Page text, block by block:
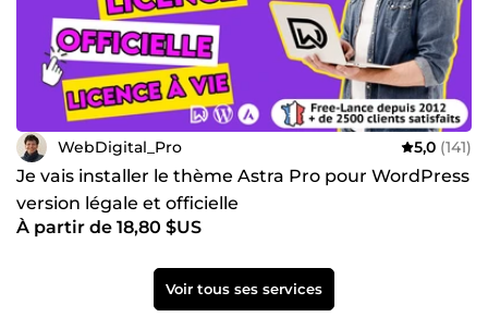
WebDigital_Pro 5,0 (141)
Je vais installer le thème Astra Pro pour WordPress
version légale et officielle
À partir de 18,80 $US
Voir tous ses services